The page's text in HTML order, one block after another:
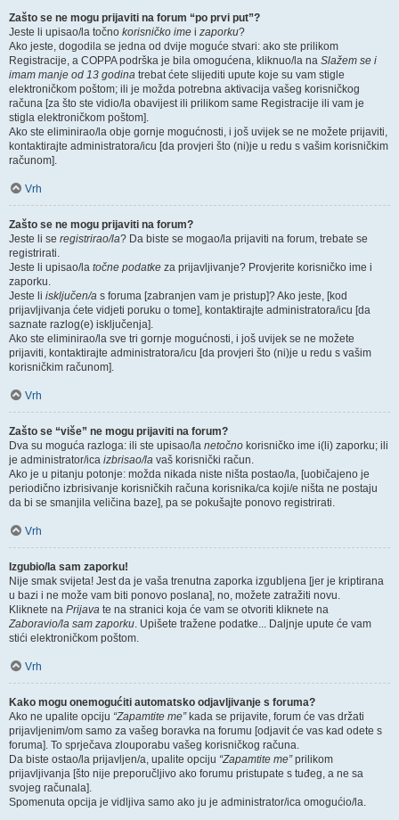
Zašto se ne mogu prijaviti na forum “po prvi put”?
Jeste li upisao/la točno korisničko ime i zaporku?
Ako jeste, dogodila se jedna od dvije moguće stvari: ako ste prilikom
Registracije, a COPPA podrška je bila omogućena, kliknuo/la na Slažem se i
imam manje od 13 godina trebat ćete slijediti upute koje su vam stigle
elektroničkom poštom; ili je možda potrebna aktivacija vašeg korisničkog
računa [za što ste vidio/la obavijest ili prilikom same Registracije ili vam je
stigla elektroničkom poštom].
Ako ste eliminirao/la obje gornje mogućnosti, i još uvijek se ne možete prijaviti,
kontaktirajte administratora/icu [da provjeri što (ni)je u redu s vašim korisničkim
računom].
Vrh
Zašto se ne mogu prijaviti na forum?
Jeste li se registrirao/la? Da biste se mogao/la prijaviti na forum, trebate se
registrirati.
Jeste li upisao/la točne podatke za prijavljivanje? Provjerite korisničko ime i
zaporku.
Jeste li isključen/a s foruma [zabranjen vam je pristup]? Ako jeste, [kod
prijavljivanja ćete vidjeti poruku o tome], kontaktirajte administratora/icu [da
saznate razlog(e) isključenja].
Ako ste eliminirao/la sve tri gornje mogućnosti, i još uvijek se ne možete
prijaviti, kontaktirajte administratora/icu [da provjeri što (ni)je u redu s vašim
korisničkim računom].
Vrh
Zašto se “više” ne mogu prijaviti na forum?
Dva su moguća razloga: ili ste upisao/la netočno korisničko ime i(li) zaporku; ili
je administrator/ica izbrisao/la vaš korisnički račun.
Ako je u pitanju potonje: možda nikada niste ništa postao/la, [uobičajeno je
periodično izbrisivanje korisničkih računa korisnika/ca koji/e ništa ne postaju
da bi se smanjila veličina baze], pa se pokušajte ponovo registrirati.
Vrh
Izgubio/la sam zaporku!
Nije smak svijeta! Jest da je vaša trenutna zaporka izgubljena [jer je kriptirana
u bazi i ne može vam biti ponovo poslana], no, možete zatražiti novu.
Kliknete na Prijava te na stranici koja će vam se otvoriti kliknete na
Zaboravio/la sam zaporku. Upišete tražene podatke... Daljnje upute će vam
stići elektroničkom poštom.
Vrh
Kako mogu onemogućiti automatsko odjavljivanje s foruma?
Ako ne upalite opciju “Zapamtite me”kada se prijavite, forum će vas držati
prijavljenim/om samo za vašeg boravka na forumu [odjavit će vas kad odete s
foruma]. To sprječava zlouporabu vašeg korisničkog računa.
Da biste ostao/la prijavljen/a, upalite opciju “Zapamtite me”prilikom
prijavljivanja [što nije preporučljivo ako forumu pristupate s tuđeg, a ne sa
svojeg računala].
Spomenuta opcija je vidljiva samo ako ju je administrator/ica omogućio/la.